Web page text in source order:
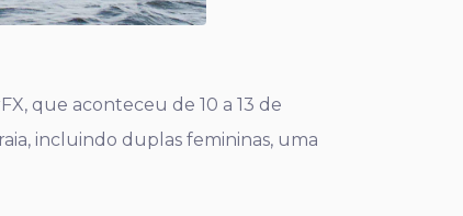
que aconteceu de 10 a 13 de
incluindo duplas femininas, uma